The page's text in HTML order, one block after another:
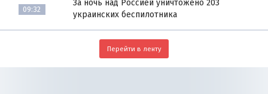
09:32
За ночь над Россией уничтожено 203
украинских беспилотника
Перейти в ленту